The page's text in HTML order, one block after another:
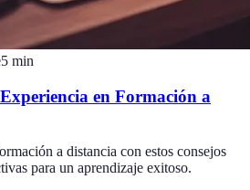
5 min
en Formación a
a distancia con estos consejos
para un aprendizaje exitoso.